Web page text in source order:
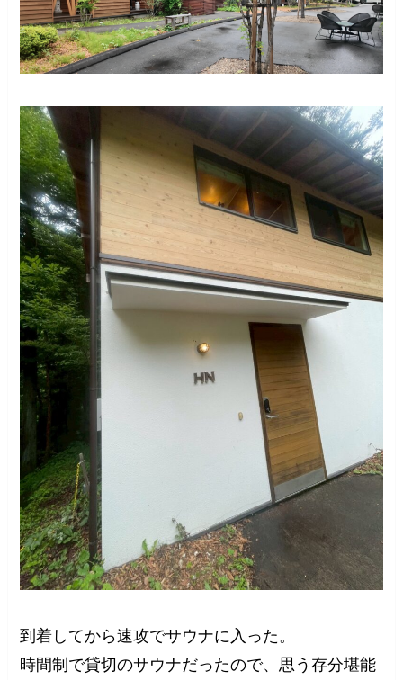
到着してから速攻でサウナに入った。
時間制で貸切のサウナだったので、思う存分堪能